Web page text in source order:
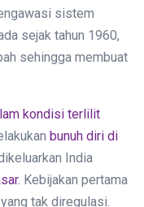
sistem
sejak tahun 1960,
sehingga membuat
kondisi terlilit
bunuh diri di
India
Kebijakan pertama
tak diregulasi.